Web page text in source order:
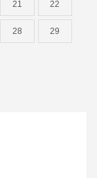
21 22
28 29